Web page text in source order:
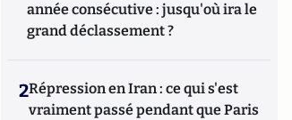
année consécutive : jusqu'où ira le
grand déclassement ?
2Répression en Iran : ce qui s'est
vraiment passé pendant que Paris